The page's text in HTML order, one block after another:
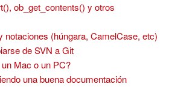
ob_get_contents() y otros
notaciones (húngara, CamelCase, etc)
de SVN a Git
Mac o un PC?
una buena documentación